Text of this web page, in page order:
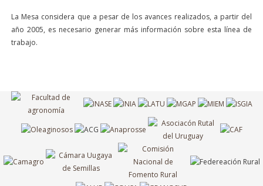
La Mesa considera que a pesar de los avances realizados, a partir del
año 2005, es necesario generar más información sobre esta línea de
trabajo.